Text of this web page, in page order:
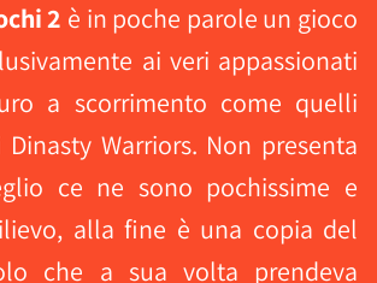
2 è in poche parole un gioco
ai veri appassionati
a scorrimento come quelli
Warriors. Non presenta
ce ne sono pochissime e
alla fine è una copia del
che a sua volta prendeva